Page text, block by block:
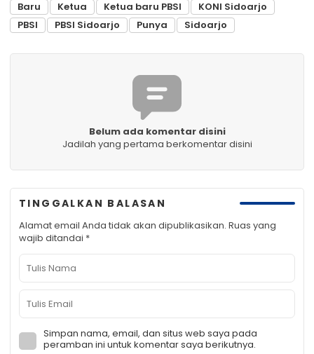
Baru Ketua Ketua baru PBSI
KONI Sidoarjo
PBSI
PBSI Sidoarjo Punya Sidoarjo
Belum ada komentar disini
Jadilah yang pertama berkomentar disini
TINGGALKAN BALASAN
Alamat email Anda tidak akan dipublikasikan. Ruas yang
wajib ditandai *
Simpan nama, email, dan situs web saya pada
peramban ini untuk komentar saya berikutnya.